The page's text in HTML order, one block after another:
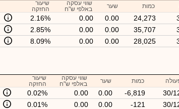
כמות שער
שווי עסקה
באלפי ש"ח
שיעור
החזקה
24,273
0.00
0.00
2.16%
35,707
0.00
0.00
2.85%
28,025
0.00
0.00
8.09%
כמות שער
שווי עסקה
באלפי ש"ח
שיעור
החזקה
30/
-6,819
0.00
0.00
0.02%
30/
-121
0.00
0.00
0.01%